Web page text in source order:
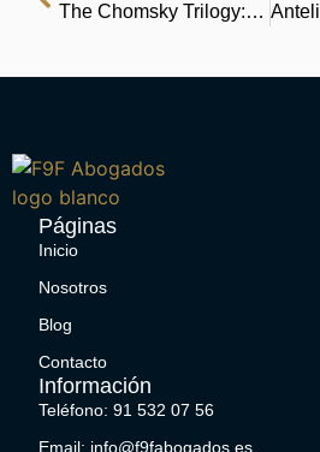
The Chomsky Trilogy: Secrets, Lies & Democracy/The Prosperous Few & the Restless Many/What Uncle Sam Really Wants – Read Online
Páginas
Inicio
Nosotros
Blog
Contacto
Información
Teléfono: 91 532 07 56
Email: info@f9fabogados.es